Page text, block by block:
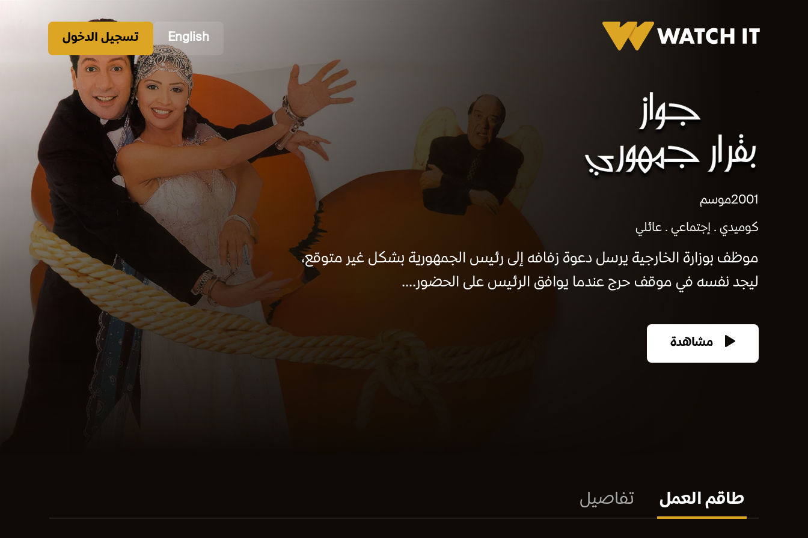
English تسجيل الدخول
2001موسم
كوميدي
إجتماعي عائلي
موظف بوزارة الخارجية يرسل دعوة زفافه إلى رئيس الجمهورية بشكل غير متوقع،
ليجد نفسه في موقف حرج عندما يوافق الرئيس على الحضور....
مشاهدة
طاقم العمل تفاصيل